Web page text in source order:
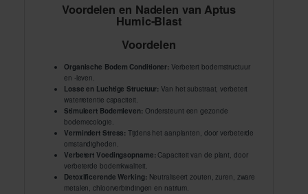
Voordelen en Nadelen van Aptus
Humic-Blast
Voordelen
Organische Bodem Conditioner: Verbetert bodemstructuur
en -leven.
Losse en Luchtige Structuur: Van het substraat, verbetert
waterretentie capaciteit.
Stimuleert Bodemleven: Ondersteunt een gezonde
bodemecologie.
Vermindert Stress: Tijdens het aanplanten, door verbeterde
omstandigheden.
Verbetert Voedingsopname: Capaciteit van de plant, door
verbeterde bodemkwaliteit.
Detoxificerende Werking: Neutraliseert zouten, zuren, zware
metalen, chloorverbindingen en natrium.